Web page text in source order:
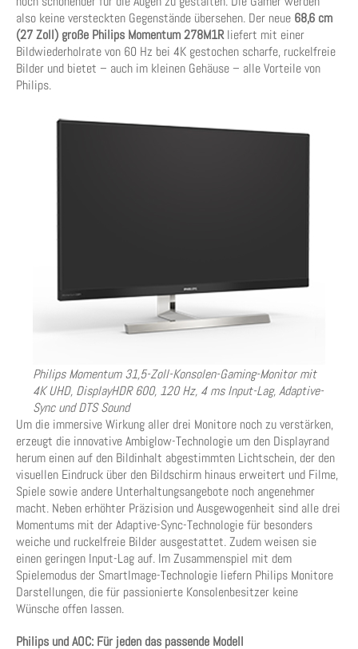
also keine versteckten Gegenstände übersehen. Der neue 68,6 cm
(27 Zoll) große Philips Momentum 278M1Rliefert mit einer
Bildwiederholrate von 60 Hz bei 4K gestochen scharfe, ruckelfreie
Bilder und bietet – auch im kleinen Gehäuse – alle Vorteile von
Philips.
Philips Momentum 31,5-Zoll-Konsolen-Gaming-Monitor mit
4K UHD, DisplayHDR 600, 120 Hz, 4 ms Input-Lag, Adaptive-
Sync und DTS Sound
Um die immersive Wirkung aller drei Monitore noch zu verstärken,
erzeugt die innovative Ambiglow-Technologie um den Displayrand
herum einen auf den Bildinhalt abgestimmten Lichtschein, der den
visuellen Eindruck über den Bildschirm hinaus erweitert und Filme,
Spiele sowie andere Unterhaltungsangebote noch angenehmer
macht. Neben erhöhter Präzision und Ausgewogenheit sind alle drei
Momentums mit der Adaptive-Sync-Technologie für besonders
weiche und ruckelfreie Bilder ausgestattet. Zudem weisen sie
einen geringen Input-Lag auf. Im Zusammenspiel mit dem
Spielemodus der SmartImage-Technologie liefern Philips Monitore
Darstellungen, die für passionierte Konsolenbesitzer keine
Wünsche offen lassen.
Philips und AOC: Für jeden das passende Modell